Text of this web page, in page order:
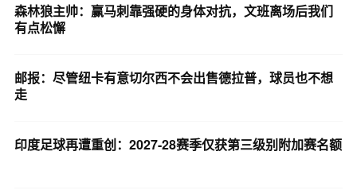
森林狼主帅：赢马刺靠强硬的身体对抗，文班离场后我们
有点松懈
邮报：尽管纽卡有意切尔西不会出售德拉普，球员也不想
走
印度足球再遭重创：2027-28赛季仅获第三级别附加赛名额